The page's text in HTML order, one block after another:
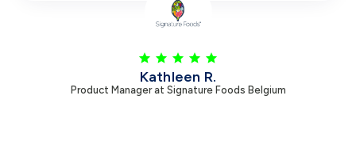
Kathleen R.
Product Manager at Signature Foods Belgium